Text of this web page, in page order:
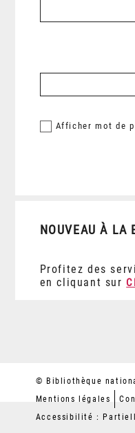
Afficher mot de
NOUVEAU À LA
Profitez des
en cliquant sur
© Bibliothèque
Mentions légales
Accessibilité :